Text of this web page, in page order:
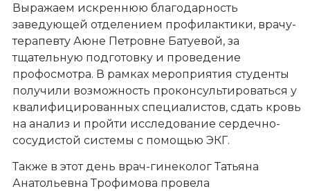
Выражаем искреннюю благодарность
заведующей отделением профилактики, врачу-
терапевту Аюне Петровне Батуевой, за
тщательную подготовку и проведение
профосмотра. В рамках мероприятия студенты
получили возможность проконсультироваться у
квалифицированных специалистов, сдать кровь
на анализ и пройти исследование сердечно-
сосудистой системы с помощью ЭКГ.
Также в этот день врач-гинеколог Татьяна
Анатольевна Трофимова провела